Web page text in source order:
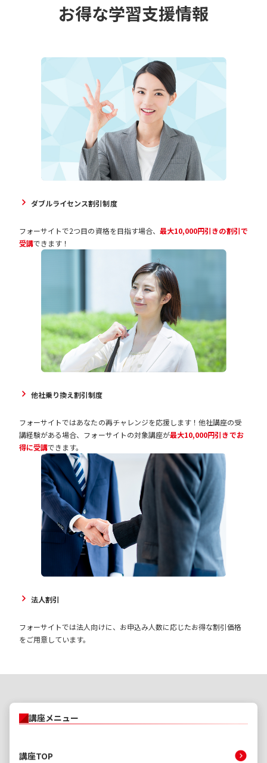
お得な学習支援情報
ダブルライセンス割引制度
フォーサイトで2つ目の資格を目指す場合、 最大10,000円引きの割引で
受講できます！
他社乗り換え割引制度
フォーサイトではあなたの再チャレンジを応援します！他社講座の受
講経験がある場合、フォーサイトの対象講座が最大10,000円引きでお
得に受講できます。
法人割引
フォーサイトでは法人向けに、お申込み人数に応じたお得な割引価格
をご用意しています。
講座メニュー
講座TOP